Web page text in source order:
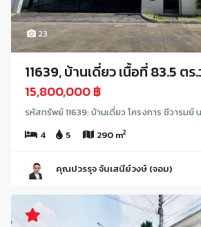
23
11639, บ้านเดี่ยว เนื้อที่ 83.5 ตร.
15,800,000 ฿
รหัสทรัพย์ 11639: บ้านเดี่ยว โครงการ ชีวารมย์
4
5 290 m2
คุณปวรรุจ จันเสนีย์วงษ์ (จอม)